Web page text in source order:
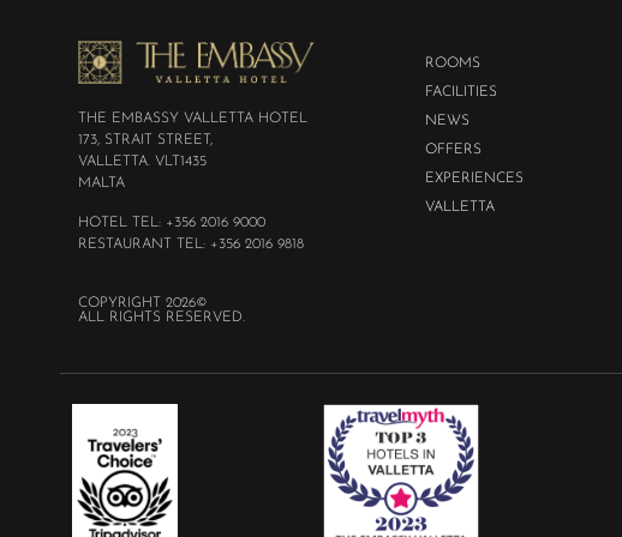
THE EMBASSY VALLETTA HOTEL
173, STRAIT STREET,
VALLETTA. VLT1435
MALTA
HOTEL TEL: +356 2016 9000
RESTAURANT TEL: +356 2016 9818
COPYRIGHT 2026©
ALL RIGHTS RESERVED.
ROOMS
FACILITIES
NEWS
OFFERS
EXPERIENCES
VALLETTA